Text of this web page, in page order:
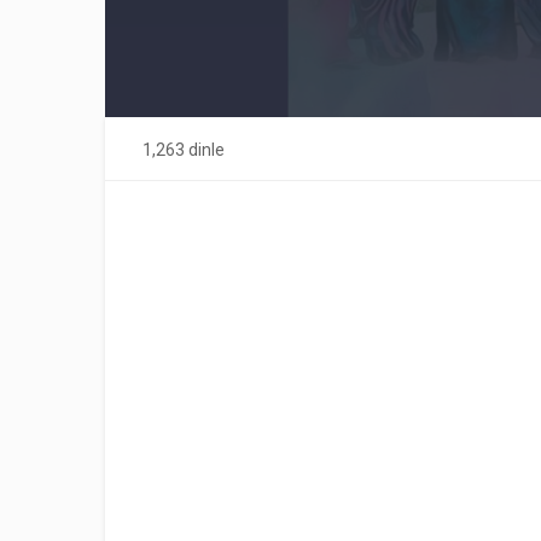
1,263 dinle